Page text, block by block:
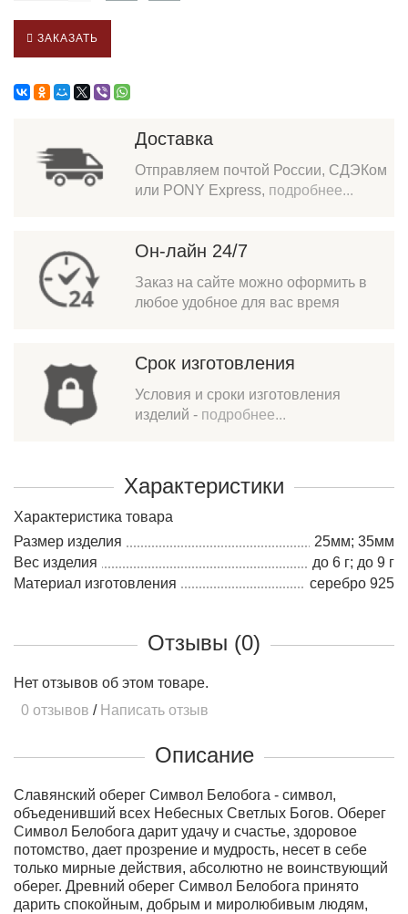
ЗАКАЗАТЬ
Доставка
Отправляем почтой России, СДЭКом
или PONY Express, подробнее...
Он-лайн 24/7
Заказ на сайте можно оформить в
любое удобное для вас время
Срок изготовления
Условия и сроки изготовления
изделий - подробнее...
Характеристики
Характеристика товара
Размер изделия
25мм; 35мм
Вес изделия
до 6 г; до 9 г
Материал изготовления
серебро 925
Отзывы (0)
Нет отзывов об этом товаре.
0 отзывов / Написать отзыв
Описание
Славянский оберег Символ Белобога - символ,
объеденивший всех Небесных Светлых Богов. Оберег
Символ Белобога дарит удачу и счастье, здоровое
потомство, дает прозрение и мудрость, несет в себе
только мирные действия, абсолютно не воинствующий
оберег. Древний оберег Символ Белобога принято
дарить спокойным, добрым и миролюбивым людям,